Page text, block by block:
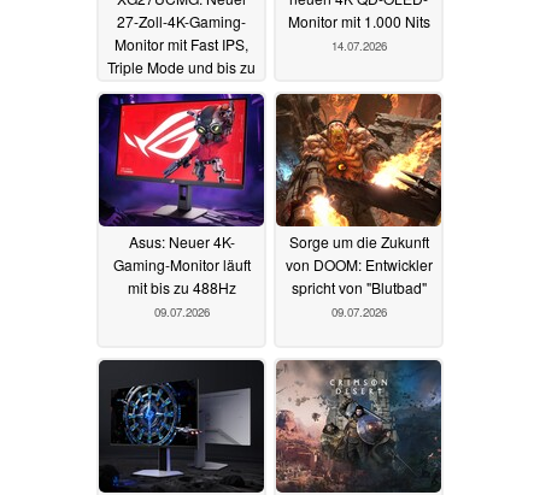
27-Zoll-4K-Gaming-
Monitor mit Fast IPS,
Triple Mode und bis zu
488 Hz16.07.2026
Monitor mit 1.000 Nits
14.07.2026
Asus: Neuer 4K-
Gaming-Monitor läuft
mit bis zu 488Hz
09.07.2026
Sorge um die Zukunft
von DOOM: Entwickler
spricht von "Blutbad"
09.07.2026